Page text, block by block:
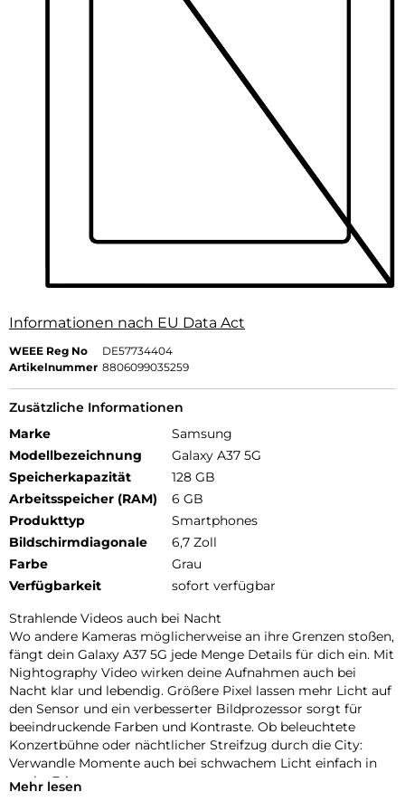
Informationen nach EU Data Act
WEEE Reg No
DE57734404
Artikelnummer 8806099035259
Zusätzliche Informationen
Marke
Samsung
Modellbezeichnung
Galaxy A37 5G
Speicherkapazität
128 GB
Arbeitsspeicher (RAM)
6 GB
Produkttyp
Smartphones
Bildschirmdiagonale
6,7 Zoll
Farbe
Grau
Verfügbarkeit
sofort verfügbar
Strahlende Videos auch bei Nacht
Wo andere Kameras möglicherweise an ihre Grenzen stoßen,
fängt dein Galaxy A37 5G jede Menge Details für dich ein. Mit
Nightography Video wirken deine Aufnahmen auch bei
Nacht klar und lebendig. Größere Pixel lassen mehr Licht auf
den Sensor und ein verbesserter Bildprozessor sorgt für
beeindruckende Farben und Kontraste. Ob beleuchtete
Konzertbühne oder nächtlicher Streifzug durch die City:
Verwandle Momente auch bei schwachem Licht einfach in
starke Erinnerungen.
Mehr lesen